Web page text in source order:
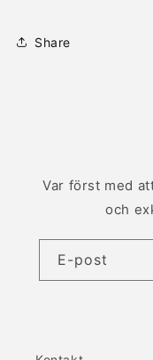
Share
Var först med
och
E-post